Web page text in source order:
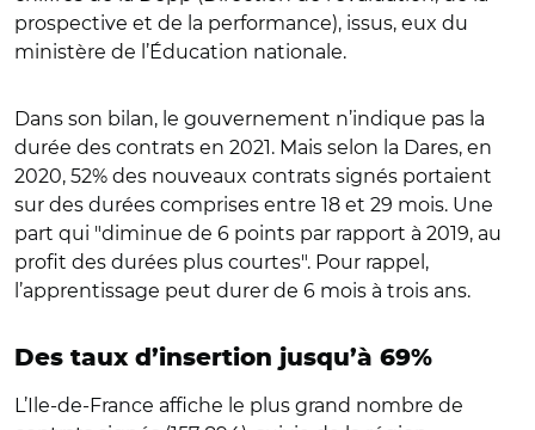
prospective et de la performance), issus, eux du
ministère de l’Éducation nationale.
Dans son bilan, le gouvernement n’indique pas la
durée des contrats en 2021. Mais selon la Dares, en
2020, 52% des nouveaux contrats signés portaient
sur des durées comprises entre 18 et 29 mois. Une
part qui "diminue de 6 points par rapport à 2019, au
profit des durées plus courtes". Pour rappel,
l’apprentissage peut durer de 6 mois à trois ans.
Des taux d’insertion jusqu’à 69%
L’Ile-de-France affiche le plus grand nombre de